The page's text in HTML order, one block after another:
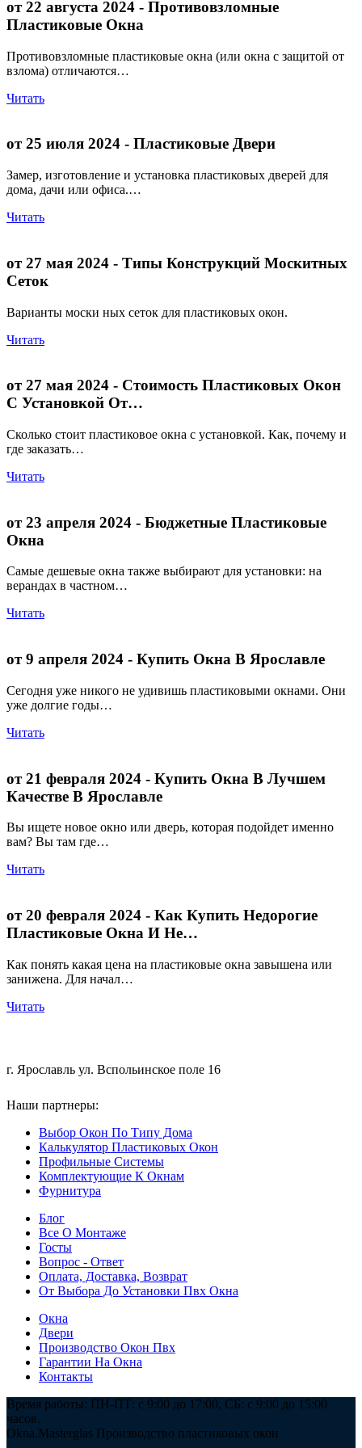
от 22 августа 2024 - Противовзломные
Пластиковые Окна
Противовзломные пластиковые окна (или окна с защитой от
взлома) отличаются…
Читать
от 25 июля 2024 - Пластиковые Двери
Замер, изготовление и установка пластиковых дверей для
дома, дачи или офиса.…
Читать
от 27 мая 2024 - Типы Конструкций Москитных
Сеток
Варианты моски ных сеток для пластиковых окон.
Читать
от 27 мая 2024 - Стоимость Пластиковых Окон
С Установкой От…
Сколько стоит пластиковое окна с установкой. Как, почему и
где заказать…
Читать
от 23 апреля 2024 - Бюджетные Пластиковые
Окна
Самые дешевые окна также выбирают для установки: на
верандах в частном…
Читать
от 9 апреля 2024 - Купить Окна В Ярославле
Сегодня уже никого не удивишь пластиковыми окнами. Они
уже долгие годы…
Читать
от 21 февраля 2024 - Купить Окна В Лучшем
Качестве В Ярославле
Вы ищете новое окно или дверь, которая подойдет именно
вам? Вы там где…
Читать
от 20 февраля 2024 - Как Купить Недорогие
Пластиковые Окна И Не…
Как понять какая цена на пластиковые окна завышена или
занижена. Для начал…
Читать
г. Ярославль ул. Вспольинское поле 16
Наши партнеры:
Выбор Окон По Типу Дома
Калькулятор Пластиковых Окон
Профильные Системы
Комплектующие К Окнам
Фурнитура
Блог
Все О Монтаже
Госты
Вопрос - Ответ
Оплата, Доставка, Возврат
От Выбора До Установки Пвх Окна
Окна
Двери
Производство Окон Пвх
Гарантии На Окна
Контакты
Время работы: ПН-ПТ: с 9:00 до 17:00, СБ: с 9:00 до 15:00
часов.
Okna.Masterglas Производство пластиковых окон